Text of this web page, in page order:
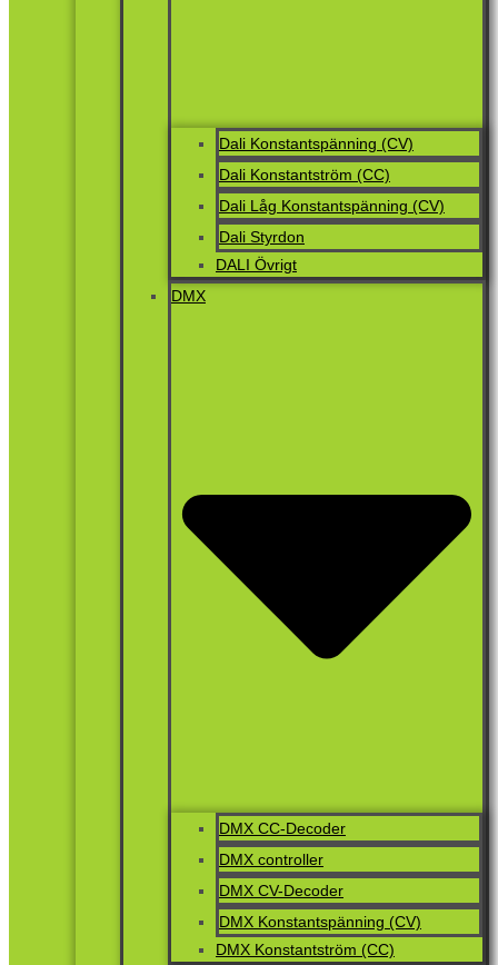
Dali Konstantspänning (CV)
Dali Konstantström (CC)
Dali Låg Konstantspänning (CV)
Dali Styrdon
DALI Övrigt
DMX
DMX CC-Decoder
DMX controller
DMX CV-Decoder
DMX Konstantspänning (CV)
DMX Konstantström (CC)